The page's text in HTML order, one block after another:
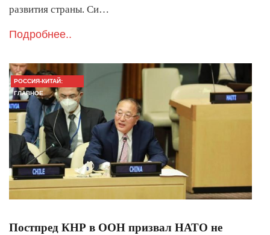
развития страны. Си…
Подробнее..
РОССИЯ-КИТАЙ:
ГЛАВНОЕ
Постпред КНР в ООН призвал НАТО не